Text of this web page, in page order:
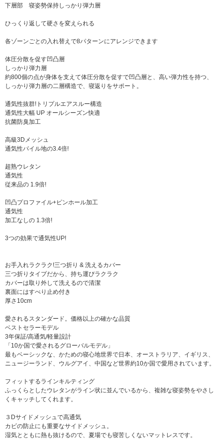
下層部 寝姿勢保持しっかり弾力層
ひっくり返して硬さを変えられる
各ゾーンごとの入れ替えで8パターンにアレンジできます
体圧分散を促す凹凸層
しっかり弾力層
約800個の点が身体を支えて体圧分散を促すで凹凸層と、高い弾力性を持つ、
しっかり弾力層の二層構造で、寝返りをサポート。
通気性抜群!トリプルエアスルー構造
通気性大幅 UP オールシーズン快適
抗菌防臭加工
高級3Dメッシュ
通気性パイル地の3.4倍!
超熟ウレタン
通気性
従来品の 1.9倍!
凹凸プロファイル+ピンホール加工
通気性
加工なしの 1.3倍!
3つの効果で通気性UP!
お手入れラクラク!三つ折り & 洗えるカバー
三つ折りタイプだから、持ち運びラクラク
カバーは取り外して洗えるので清潔
裏面にはすべり止め付き
厚さ10cm
愛されるスタンダード。価格以上の確かな品質
ベストセラーモデル
3年保証/高通気/軽量設計
「10か国で愛されるグローバルモデル」
最もベーシックな、かための寝心地世界で日本、オーストラリア、イギリス、
ニュージーランド、ウルグアイ、中国など世界約10か国で愛用されています。
フィットするラインキルティング
ふっくらとしたウレタンがライン状に並んでいるから、複雑な寝姿勢をやさし
くキャッチしてくれます。
３Dサイドメッシュで高通気
カビの防止にも重要なサイドメッシュ。
湿気とともに熱も抜けるので、夏場でも寝苦しくないマットレスです。